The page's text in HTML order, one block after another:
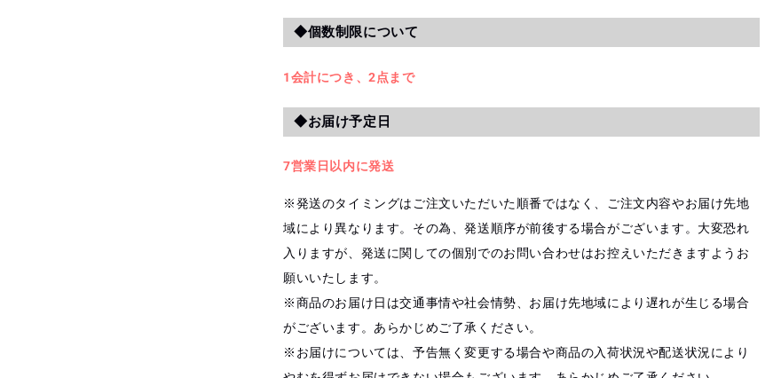
◆個数制限について
1会計につき、2点まで
◆お届け予定日
7営業日以内に発送
※発送のタイミングはご注文いただいた順番ではなく、ご注文内容やお届け先地
域により異なります。その為、発送順序が前後する場合がございます。大変恐れ
入りますが、発送に関しての個別でのお問い合わせはお控えいただきますようお
願いいたします。
※商品のお届け日は交通事情や社会情勢、お届け先地域により遅れが生じる場合
がございます。あらかじめご了承ください。
※お届けについては、予告無く変更する場合や商品の入荷状況や配送状況により